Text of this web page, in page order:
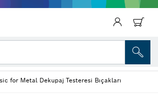
for Metal Dekupaj Testeresi Bıçakları
for Metal Dekupaj Testeresi